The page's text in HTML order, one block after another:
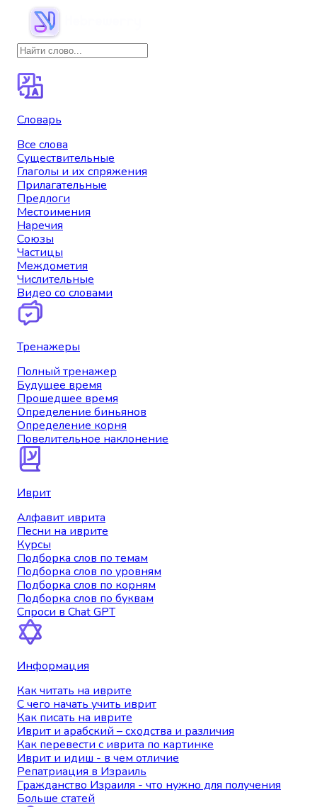
Словарь
Все слова
Существительные
Глаголы и их спряжения
Прилагательные
Предлоги
Местоимения
Наречия
Союзы
Частицы
Междометия
Числительные
Видео со словами
Тренажеры
Полный тренажер
Будущее время
Прошедшее время
Определение биньянов
Определение корня
Повелительное наклонение
Иврит
Алфавит иврита
Песни на иврите
Курсы
Подборка слов по темам
Подборка слов по уровням
Подборка слов по корням
Подборка слов по буквам
Спроси в Chat GPT
Информация
Как читать на иврите
С чего начать учить иврит
Как писать на иврите
Иврит и арабский – сходства и различия
Как перевести с иврита по картинке
Иврит и идиш - в чем отличие
Репатриация в Израиль
Гражданство Израиля - что нужно для получения
Больше статей